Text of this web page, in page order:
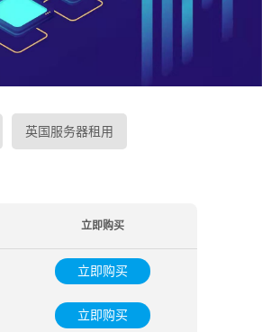
英国服务器租用
立即购买
立即购买
立即购买